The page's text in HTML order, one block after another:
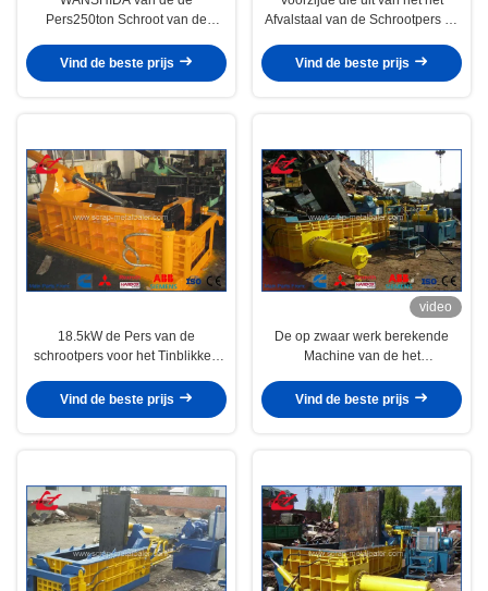
Pers250ton Schroot van de
Automatische 500x500mm
Vind de beste prijs
Afvalstaal van de Schrootpers de
lossen
Vind de beste prijs
18.5kW de Pers van de
schrootpers voor het Tinblikken
Schrootaluminium
Vind de beste prijs
video
De op zwaar werk berekende
Machine van de het
Schrootpers voor HMS-de
Organismen van de Afvalauto
Vind de beste prijs